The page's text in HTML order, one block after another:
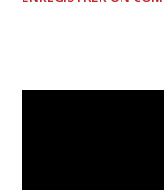
2, Badr Kachani a